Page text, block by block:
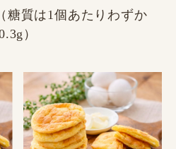
糖質は1個あたりわずか
）